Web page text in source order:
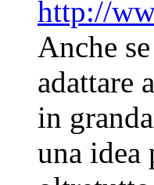
http://
Anche
adattare
in
una idea